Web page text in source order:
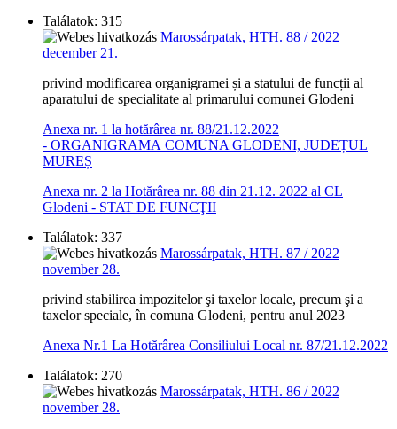
Találatok: 315
Marossárpatak, HTH. 88 / 2022
december 21.
privind modificarea organigramei și a statului de funcții al
aparatului de specialitate al primarului comunei Glodeni
Anexa nr. 1 la hotărârea nr. 88/21.12.2022
- ORGANIGRAMA COMUNA GLODENI, JUDEȚUL
MUREȘ
Anexa nr. 2 la Hotărârea nr. 88 din 21.12. 2022 al CL
Glodeni - STAT DE FUNCŢII
Találatok: 337
Marossárpatak, HTH. 87 / 2022
november 28.
privind stabilirea impozitelor şi taxelor locale, precum şi a
taxelor speciale, în comuna Glodeni, pentru anul 2023
Anexa Nr.1 La Hotărârea Consiliului Local nr. 87/21.12.2022
Találatok: 270
Marossárpatak, HTH. 86 / 2022
november 28.